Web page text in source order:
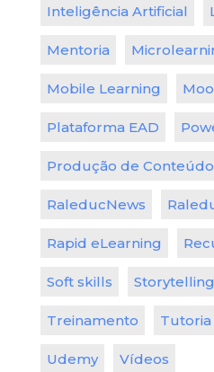
Inteligência Artificial
Mentoria
Mobile Learning
Plataforma EAD
Produção de Conteúdo
RaleducNews
Rapid eLearning
Soft skills Storytelling
Treinamento Tutoria
Udemy Vídeos